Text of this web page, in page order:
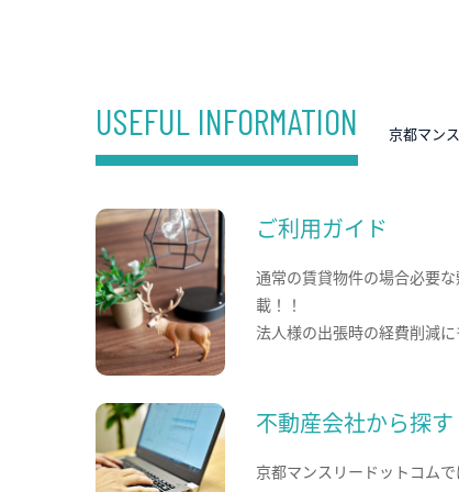
USEFUL INFORMATION 京都マン
ご利用ガイド
通常の賃貸物件の場合必要
載！！
法人様の出張時の経費削減に
不動産会社から探す
京都マンスリードットコム